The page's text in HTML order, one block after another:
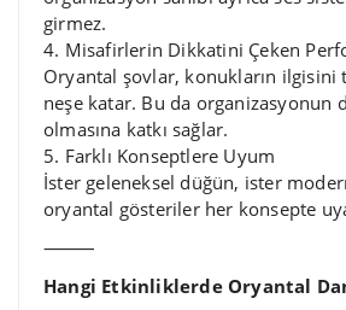
girmez.
4. Misafirlerin Dikkatini Çeken
Oryantal şovlar, konukların ilgisini
neşe katar. Bu da organizasyonun
olmasına katkı sağlar.
5. Farklı Konseptlere Uyum
İster geleneksel düğün, ister
oryantal gösteriler her konsepte
⸻
Hangi Etkinliklerde Oryantal